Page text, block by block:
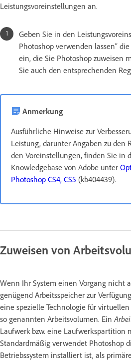
Leistungsvoreinstellungen an.
Geben Sie in den
Photoshop verwenden lassen“
ein, die Sie Photoshop zuweisen
Sie auch den entsprechenden
Anmerkung
Ausführliche Hinweise zur
Leistung, darunter Angaben zu den
den Voreinstellungen, finden Sie in
Knowledgebase von Adobe unter
Photoshop CS4, CS5 (kb404439).
Zuweisen von
Wenn Ihr System einen Vorgang nicht
genügend Arbeitsspeicher zur
eine spezielle Technologie für
so genannten Arbeitsvolumen. Ein
Laufwerk bzw. eine Laufwerkspartition
Standardmäßig verwendet Photoshop
Betriebssystem installiert ist, als